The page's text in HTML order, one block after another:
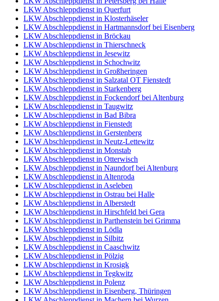
LKW Abschleppdienst in Querfurt
LKW Abschleppdienst in Klosterhäseler
LKW Abschleppdienst in Hartmannsdorf bei Eisenberg
LKW Abschleppdienst in Bröckau
LKW Abschleppdienst in Thierschneck
LKW Abschleppdienst in Jesewitz
LKW Abschleppdienst in Schochwitz
LKW Abschleppdienst in Großheringen
LKW Abschleppdienst in Salzatal OT Fienstedt
LKW Abschleppdienst in Starkenberg
LKW Abschleppdienst in Fockendorf bei Altenburg
LKW Abschleppdienst in Taugwitz
LKW Abschleppdienst in Bad Bibra
LKW Abschleppdienst in Fienstedt
LKW Abschleppdienst in Gerstenberg
LKW Abschleppdienst in Neutz-Lettewitz
LKW Abschleppdienst in Monstab
LKW Abschleppdienst in Otterwisch
LKW Abschleppdienst in Naundorf bei Altenburg
LKW Abschleppdienst in Altenroda
LKW Abschleppdienst in Aseleben
LKW Abschleppdienst in Ostrau bei Halle
LKW Abschleppdienst in Alberstedt
LKW Abschleppdienst in Hirschfeld bei Gera
LKW Abschleppdienst in Parthenstein bei Grimma
LKW Abschleppdienst in Lödla
LKW Abschleppdienst in Silbitz
LKW Abschleppdienst in Caaschwitz
LKW Abschleppdienst in Pölzig
LKW Abschleppdienst in Krosigk
LKW Abschleppdienst in Tegkwitz
LKW Abschleppdienst in Polenz
LKW Abschleppdienst in Eisenberg, Thüringen